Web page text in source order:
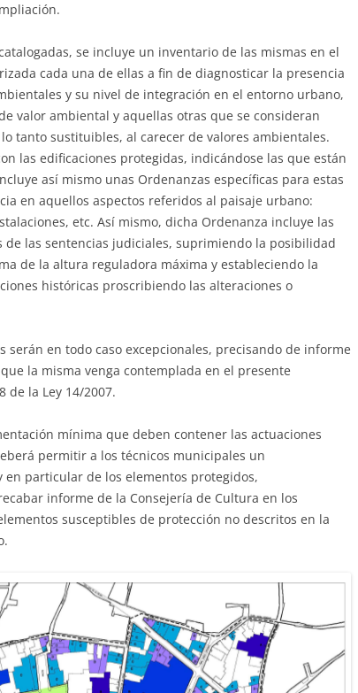
se incluye un inventario de las mismas en el
cada una de ellas a fin de diagnosticar la presencia
y su nivel de integración en el entorno urbano,
valor ambiental y aquellas otras que se consideran
tanto sustituibles, al carecer de valores ambientales.
las edificaciones protegidas, indicándose las que están
así mismo unas Ordenanzas específicas para estas
en aquellos aspectos referidos al paisaje urbano:
etc. Así mismo, dicha Ordenanza incluye las
de las sentencias judiciales, suprimiendo la posibilidad
de la altura reguladora máxima y estableciendo la
históricas proscribiendo las alteraciones o
serán en todo caso excepcionales, precisando de informe
la misma venga contemplada en el presente
de la Ley 14/2007.
mínima que deben contener las actuaciones
permitir a los técnicos municipales un
particular de los elementos protegidos,
informe de la Consejería de Cultura en los
susceptibles de protección no descritos en la